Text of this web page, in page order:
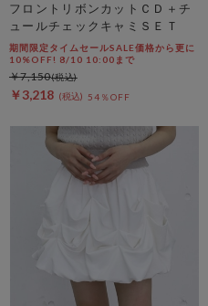
フロントリボンカットＣＤ＋チ
ュールチェックキャミＳＥＴ
期間限定タイムセールSALE価格から更に
10%OFF! 8/10 10:00まで
￥7,150
￥3,218 54％OFF